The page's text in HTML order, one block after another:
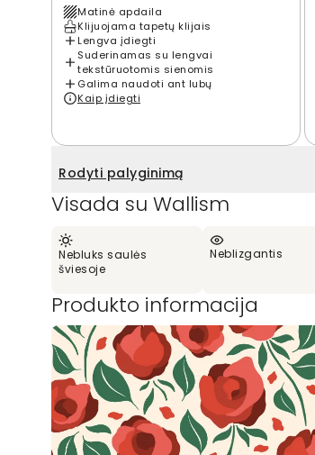
Matinė apdaila
Klijuojama tapetų klijais
Lengva įdiegti
Suderinamas su lengvai
tekstūruotomis sienomis
Galima naudoti ant lubų
Kaip įdiegti
Rodyti palyginimą
Visada su Wallism
Nebluks saulės
šviesoje
Neblizgantis
Produkto informacija